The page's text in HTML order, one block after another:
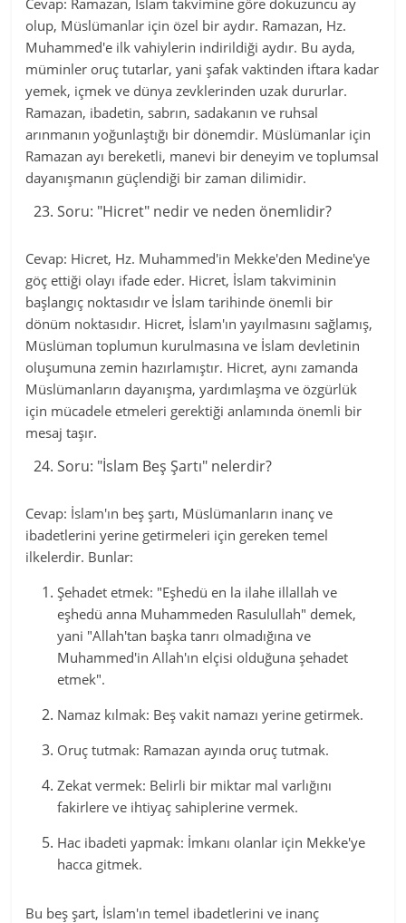
Cevap: Ramazan, İslam takvimine göre dokuzuncu ay
olup, Müslümanlar için özel bir aydır. Ramazan, Hz.
Muhammed'e ilk vahiylerin indirildiği aydır. Bu ayda,
müminler oruç tutarlar, yani şafak vaktinden iftara kadar
yemek, içmek ve dünya zevklerinden uzak dururlar.
Ramazan, ibadetin, sabrın, sadakanın ve ruhsal
arınmanın yoğunlaştığı bir dönemdir. Müslümanlar için
Ramazan ayı bereketli, manevi bir deneyim ve toplumsal
dayanışmanın güçlendiği bir zaman dilimidir.
Soru: "Hicret" nedir ve neden önemlidir?
Cevap: Hicret, Hz. Muhammed'in Mekke'den Medine'ye
göç ettiği olayı ifade eder. Hicret, İslam takviminin
başlangıç noktasıdır ve İslam tarihinde önemli bir
dönüm noktasıdır. Hicret, İslam'ın yayılmasını sağlamış,
Müslüman toplumun kurulmasına ve İslam devletinin
oluşumuna zemin hazırlamıştır. Hicret, aynı zamanda
Müslümanların dayanışma, yardımlaşma ve özgürlük
için mücadele etmeleri gerektiği anlamında önemli bir
mesaj taşır.
Soru: "İslam Beş Şartı" nelerdir?
Cevap: İslam'ın beş şartı, Müslümanların inanç ve
ibadetlerini yerine getirmeleri için gereken temel
ilkelerdir. Bunlar:
Şehadet etmek: "Eşhedü en la ilahe illallah ve
eşhedü anna Muhammeden Rasulullah" demek,
yani "Allah'tan başka tanrı olmadığına ve
Muhammed'in Allah'ın elçisi olduğuna şehadet
etmek".
Namaz kılmak: Beş vakit namazı yerine getirmek.
Oruç tutmak: Ramazan ayında oruç tutmak.
Zekat vermek: Belirli bir miktar mal varlığını
fakirlere ve ihtiyaç sahiplerine vermek.
Hac ibadeti yapmak: İmkanı olanlar için Mekke'ye
hacca gitmek.
Bu beş şart, İslam'ın temel ibadetlerini ve inanç